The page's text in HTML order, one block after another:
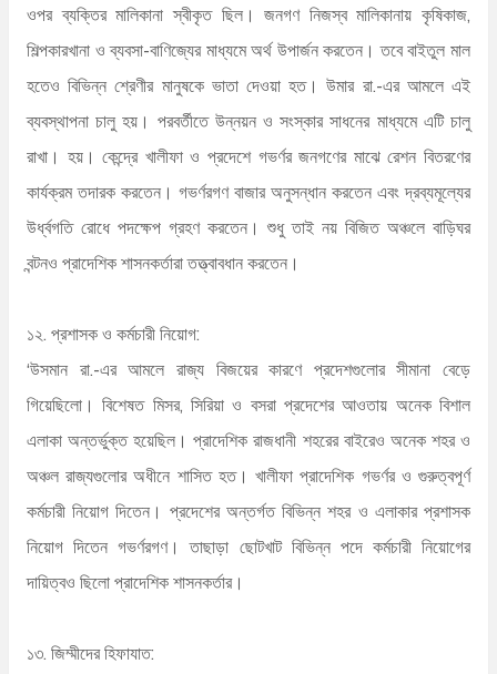
ওপর ব্যক্তির মালিকানা স্বীকৃত ছিল। জনগণ নিজস্ব মালিকানায় কৃষিকাজ,
শিল্পকারখানা ও ব্যবসা-বাণিজ্যের মাধ্যমে অর্থ উপার্জন করতেন। তবে বাইতুল মাল
হতেও বিভিন্ন শ্রেণীর মানুষকে ভাতা দেওয়া হত। উমার রা.-এর আমলে এই
ব্যবস্থাপনা চালু হয়। পরবর্তীতে উন্নয়ন ও সংস্কার সাধনের মাধ্যমে এটি চালু
রাখা। হয়। কেন্দ্রে খালীফা ও প্রদেশে গভর্ণর জনগণের মাঝে রেশন বিতরণের
কার্যক্রম তদারক করতেন। গভর্ণরগণ বাজার অনুসন্ধান করতেন এবং দ্রব্যমূল্যের
উর্ধ্বগতি রোধে পদক্ষেপ গ্রহণ করতেন। শুধু তাই নয় বিজিত অঞ্চলে বাড়িঘর
বন্টনও প্রাদেশিক শাসনকর্তারা তত্ত্বাবধান করতেন।
১২. প্রশাসক ও কর্মচারী নিয়োগ:
‘উসমান রা.-এর আমলে রাজ্য বিজয়ের কারণে প্রদেশগুলোর সীমানা বেড়ে
গিয়েছিলো। বিশেষত মিসর, সিরিয়া ও বসরা প্রদেশের আওতায় অনেক বিশাল
এলাকা অন্তর্ভুক্ত হয়েছিল। প্রাদেশিক রাজধানী শহরের বাইরেও অনেক শহর ও
অঞ্চল রাজ্যগুলোর অধীনে শাসিত হত। খালীফা প্রাদেশিক গভর্ণর ও গুরুত্বপূর্ণ
কর্মচারী নিয়োগ দিতেন। প্রদেশের অন্তর্গত বিভিন্ন শহর ও এলাকার প্রশাসক
নিয়োগ দিতেন গভর্ণরগণ। তাছাড়া ছোটখাট বিভিন্ন পদে কর্মচারী নিয়োগের
দায়িত্বও ছিলো প্রাদেশিক শাসনকর্তার।
১৩. জিম্মীদের হিফাযাত: